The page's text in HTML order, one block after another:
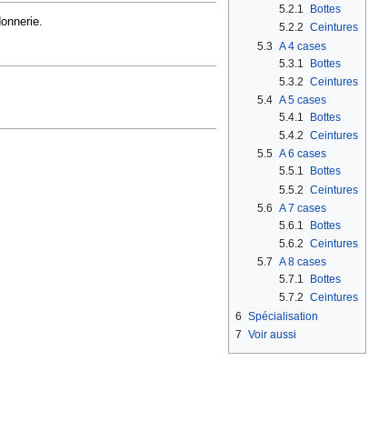
5.2.1
Bottes
5.2.2 Ceintures
5.3 A 4 cases
5.3.1
Bottes
5.3.2 Ceintures
5.4 A 5 cases
5.4.1
Bottes
5.4.2 Ceintures
5.5 A 6 cases
5.5.1
Bottes
5.5.2 Ceintures
5.6 A 7 cases
5.6.1
Bottes
5.6.2 Ceintures
5.7 A 8 cases
5.7.1
Bottes
5.7.2 Ceintures
6 Spécialisation
7 Voir aussi